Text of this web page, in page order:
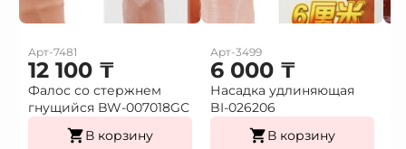
Арт-7481
12 100 ₸
Фалос со стержнем
гнущийся BW-007018GС
В корзину
Арт-3499
6 000 ₸
Насадка удлиняющая
BI-026206
В корзину